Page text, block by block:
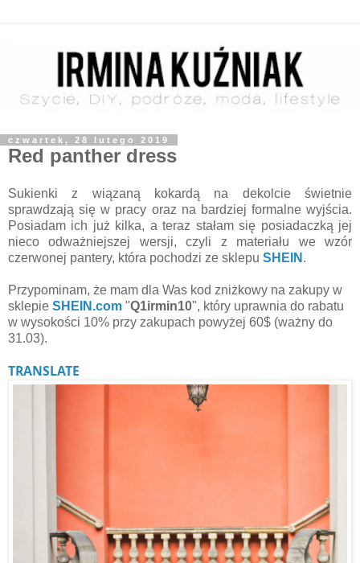
czwartek, 28 lutego 2019
Red panther dress
Sukienki z wiązaną kokardą na dekolcie świetnie
sprawdzają się w pracy oraz na bardziej formalne wyjścia.
Posiadam ich już kilka, a teraz stałam się posiadaczką jej
nieco odważniejszej wersji, czyli z materiału we wzór
czerwonej pantery, która pochodzi ze sklepu SHEIN .
Przypominam, że mam dla Was kod zniżkowy na zakupy w
sklepie SHEIN.com "Q1irmin10", który uprawnia do rabatu
w wysokości 10% przy zakupach powyżej 60$ (ważny do
31.03).
TRANSLATE